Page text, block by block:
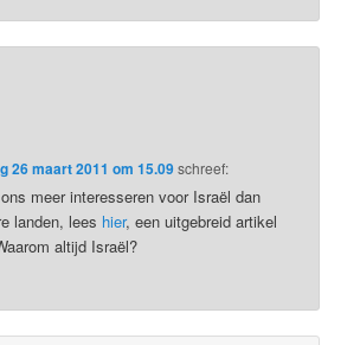
26 maart 2011 om 15.09schreef:
meer interesseren voor Israël dan
landen, lees hier, een uitgebreid artikel
altijd Israël?